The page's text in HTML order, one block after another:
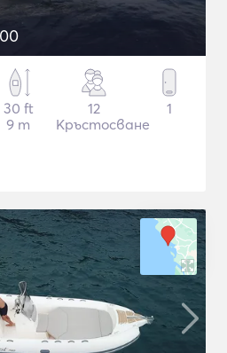
30 ft
9 m
12
Кръстосване
1